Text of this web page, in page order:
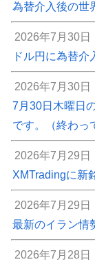
為替介入後の世
2026年7月30日
ドル円に為替
2026年7月30日
7月30日木曜日
です。（終わっ
2026年7月29日
XMTradingに新
2026年7月29日
最新のイラン情
2026年7月28日